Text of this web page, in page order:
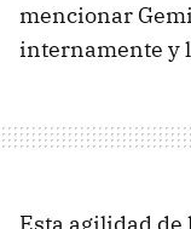
mencionar
internamente y